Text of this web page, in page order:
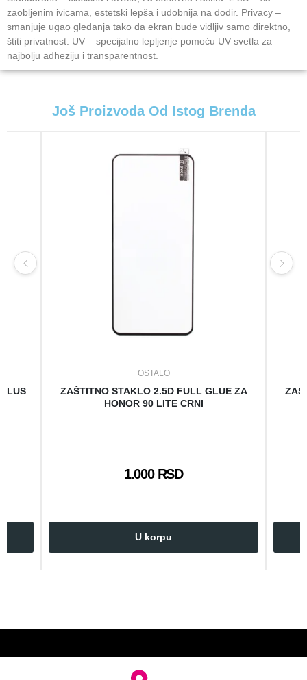
zaobljenim ivicama, estetski lepša i udobnija na dodir. Privacy –
smanjuje ugao gledanja tako da ekran bude vidljiv samo direktno,
štiti privatnost. UV – specijalno lepljenje pomoću UV svetla za
najbolju adheziju i transparentnost.
Još Proizvoda Od Istog Brenda
OSTALO
ZAŠTITNO STAKLO 2.5D FULL GLUE ZA
HONOR 90 LITE CRNI
1.000 RSD
U korpu